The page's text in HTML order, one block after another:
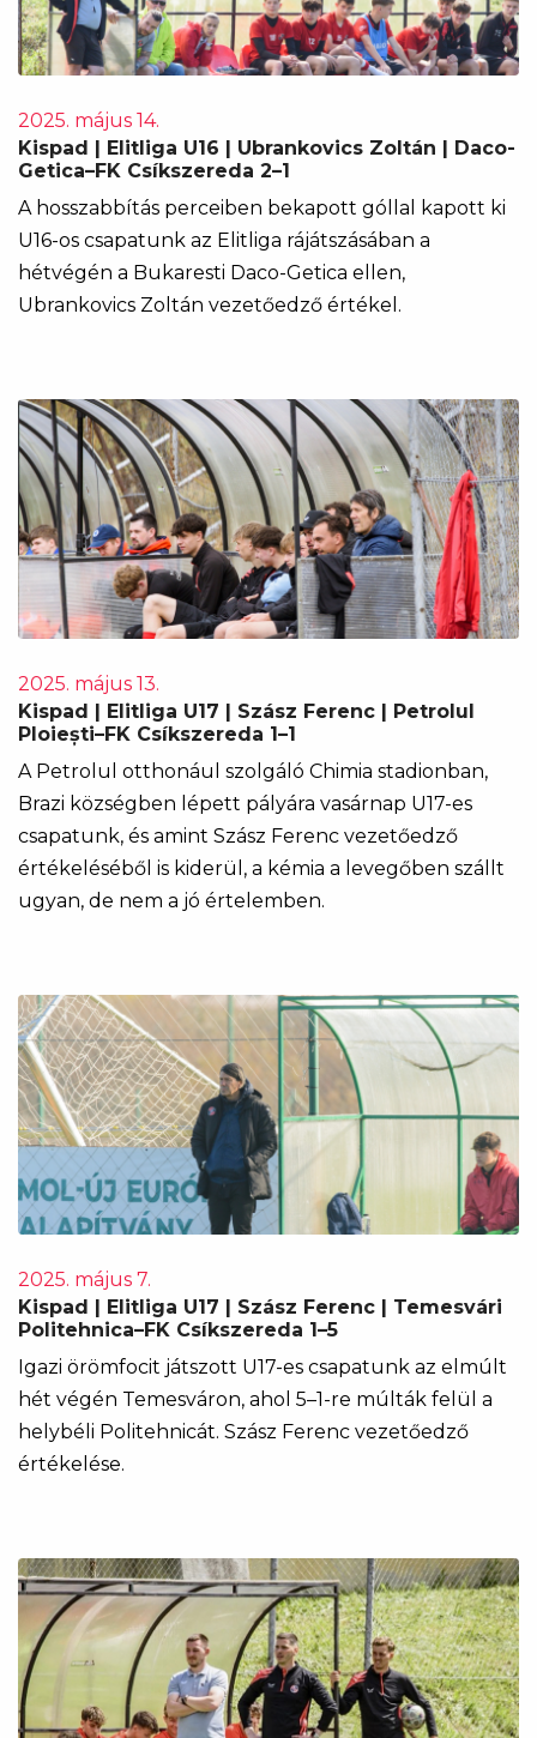
2025. május 14.
Kispad | Elitliga U16 | Ubrankovics Zoltán | Daco-
Getica–FK Csíkszereda 2–1
A hosszabbítás perceiben bekapott góllal kapott ki
U16-os csapatunk az Elitliga rájátszásában a
hétvégén a Bukaresti Daco-Getica ellen,
Ubrankovics Zoltán vezetőedző értékel.
2025. május 13.
Kispad | Elitliga U17 | Szász Ferenc | Petrolul
Ploiești–FK Csíkszereda 1–1
A Petrolul otthonául szolgáló Chimia stadionban,
Brazi községben lépett pályára vasárnap U17-es
csapatunk, és amint Szász Ferenc vezetőedző
értékeléséből is kiderül, a kémia a levegőben szállt
ugyan, de nem a jó értelemben.
2025. május 7.
Kispad | Elitliga U17 | Szász Ferenc | Temesvári
Politehnica–FK Csíkszereda 1–5
Igazi örömfocit játszott U17-es csapatunk az elmúlt
hét végén Temesváron, ahol 5–1-re múlták felül a
helybéli Politehnicát. Szász Ferenc vezetőedző
értékelése.